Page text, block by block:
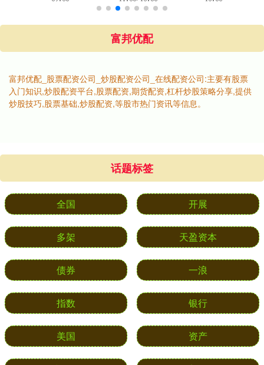
富邦优配
富邦优配_股票配资公司_炒股配资公司_在线配资公司:主要有股票
入门知识,炒股配资平台,股票配资,期货配资,杠杆炒股策略分享,提供
炒股技巧,股票基础,炒股配资,等股市热门资讯等信息。
话题标签
全国 开展
多架 天盈资本
债券 一浪
指数 银行
美国 资产